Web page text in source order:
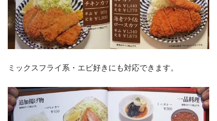
ミックスフライ系・エビ好きにも対応できます。